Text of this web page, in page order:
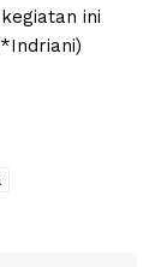
ini